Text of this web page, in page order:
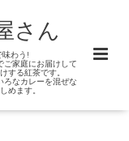
さん
味わう!
ご家庭にお届けして
する紅茶です。
ろなカレーを混ぜな
めます。